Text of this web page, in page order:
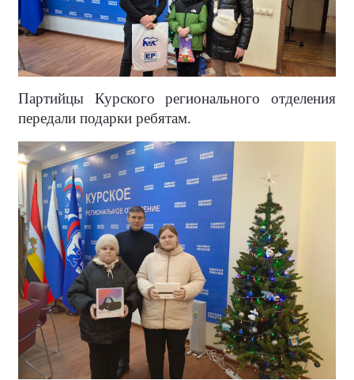
Партийцы Курского регионального отделения
передали подарки ребятам.